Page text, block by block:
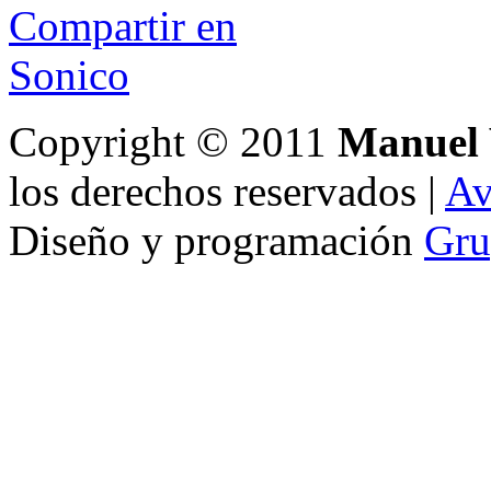
Compartir en
Sonico
Copyright © 2011 Manuel
los derechos reservados |
Diseño y programación